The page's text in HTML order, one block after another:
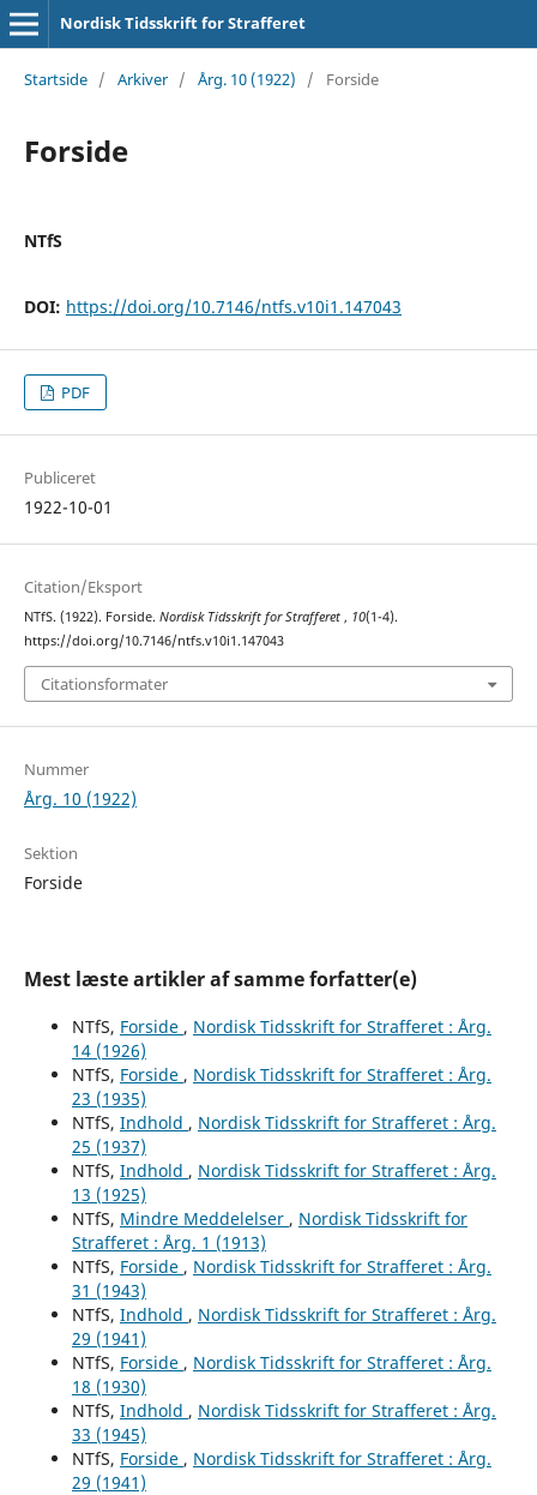
Nordisk Tidsskrift for Strafferet
Startside / Arkiver / Årg. 10 (1922) / Forside
Forside
NTfS
DOI: https://doi.org/10.7146/ntfs.v10i1.147043
PDF
Publiceret
1922-10-01
Citation/Eksport
NTfS. (1922). Forside. Nordisk Tidsskrift for Strafferet , 10(1-4).
https://doi.org/10.7146/ntfs.v10i1.147043
Citationsformater
Nummer
Årg. 10 (1922)
Sektion
Forside
Mest læste artikler af samme forfatter(e)
NTfS, Forside , Nordisk Tidsskrift for Strafferet : Årg.
14 (1926)
NTfS, Forside , Nordisk Tidsskrift for Strafferet : Årg.
23 (1935)
NTfS, Indhold , Nordisk Tidsskrift for Strafferet : Årg.
25 (1937)
NTfS, Indhold , Nordisk Tidsskrift for Strafferet : Årg.
13 (1925)
NTfS, Mindre Meddelelser , Nordisk Tidsskrift for
Strafferet : Årg. 1 (1913)
NTfS, Forside , Nordisk Tidsskrift for Strafferet : Årg.
31 (1943)
NTfS, Indhold , Nordisk Tidsskrift for Strafferet : Årg.
29 (1941)
NTfS, Forside , Nordisk Tidsskrift for Strafferet : Årg.
18 (1930)
NTfS, Indhold , Nordisk Tidsskrift for Strafferet : Årg.
33 (1945)
NTfS, Forside , Nordisk Tidsskrift for Strafferet : Årg.
29 (1941)